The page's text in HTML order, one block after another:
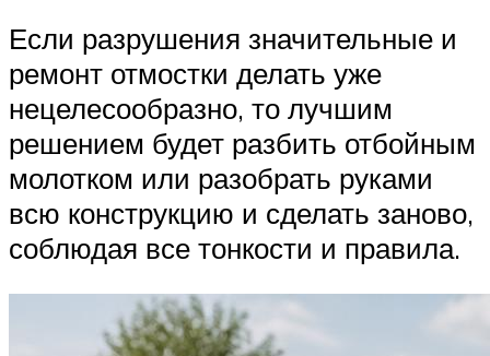
Если разрушения значительные и
ремонт отмостки делать уже
нецелесообразно, то лучшим
решением будет разбить отбойным
молотком или разобрать руками
всю конструкцию и сделать заново,
соблюдая все тонкости и правила.